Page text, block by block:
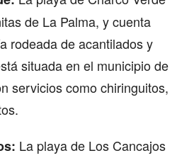
de La Palma, y cuenta
rodeada de acantilados y
situada en el municipio de
servicios como chiringuitos,
La playa de Los Cancajos